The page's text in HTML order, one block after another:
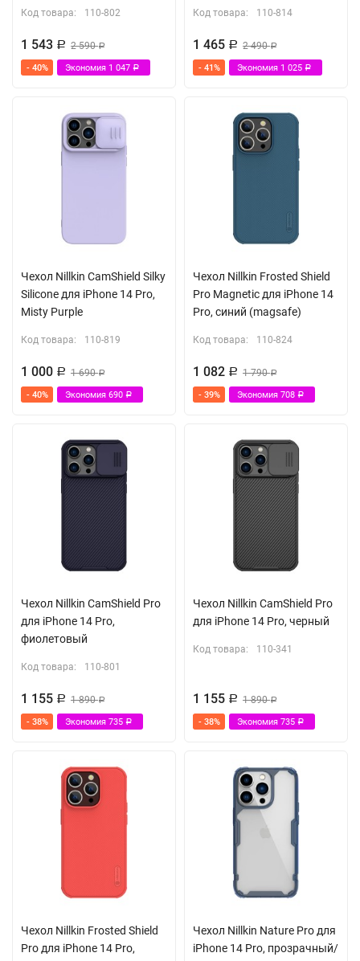
Код товара: 110-802
1 543 Р 2 590Р
- 40% Экономия 1 047 Р
Код товара: 110-814
1 465 Р 2 490Р
- 41% Экономия 1 025 Р
Чехол Nillkin CamShield Silky
Silicone для iPhone 14 Pro,
Misty Purple
Код товара: 110-819
1 000 Р 1 690Р
- 40% Экономия 690 Р
Чехол Nillkin Frosted Shield
Pro Magnetic для iPhone 14
Pro, синий (magsafe)
Код товара: 110-824
1 082 Р 1 790Р
- 39% Экономия 708 Р
Чехол Nillkin CamShield Pro
для iPhone 14 Pro,
фиолетовый
Код товара: 110-801
1 155 Р 1 890Р
- 38% Экономия 735 Р
Чехол Nillkin CamShield Pro
для iPhone 14 Pro, черный
Код товара: 110-341
1 155 Р 1 890Р
- 38% Экономия 735 Р
Чехол Nillkin Frosted Shield
Pro для iPhone 14 Pro,
Чехол Nillkin Nature Pro для
iPhone 14 Pro, прозрачный/